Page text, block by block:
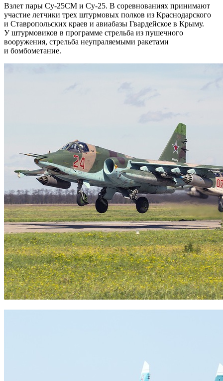
Взлет пары Су-25СМ и Су-25. В соревнованиях принимают
участие летчики трех штурмовых полков из Краснодарского
и Ставропольских краев и авиабазы Гвардейское в Крыму.
У штурмовиков в программе стрельба из пушечного
вооружения, стрельба неупраляемыми ракетами
и бомбометание.